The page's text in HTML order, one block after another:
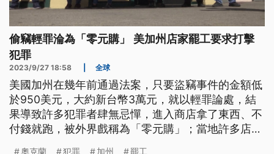
偷竊輕罪淪為「零元購」 美加州店家罷工要求打擊
犯罪
2023/9/27 18:58 全球
美國加州在幾年前通過法案，只要盜竊事件的金額低
於950美元，大約新台幣3萬元，就以輕罪論處，結
果導致許多犯罪者肆無忌憚，進入商店拿了東西、不
付錢就跑，被外界戲稱為「零元購」；當地許多店家
奧克蘭 犯罪 加州 罷工